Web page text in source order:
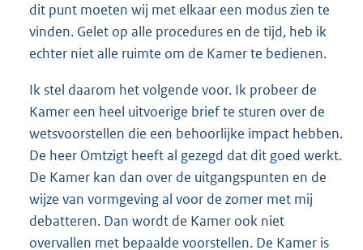
dit punt moeten wij met elkaar een modus zien te
vinden. Gelet op alle procedures en de tijd, heb ik
echter niet alle ruimte om de Kamer te bedienen.
Ik stel daarom het volgende voor. Ik probeer de
Kamer een heel uitvoerige brief te sturen over de
wetsvoorstellen die een behoorlijke impact hebben.
De heer Omtzigt heeft al gezegd dat dit goed werkt.
De Kamer kan dan over de uitgangspunten en de
wijze van vormgeving al voor de zomer met mij
debatteren. Dan wordt de Kamer ook niet
overvallen met bepaalde voorstellen. De Kamer is